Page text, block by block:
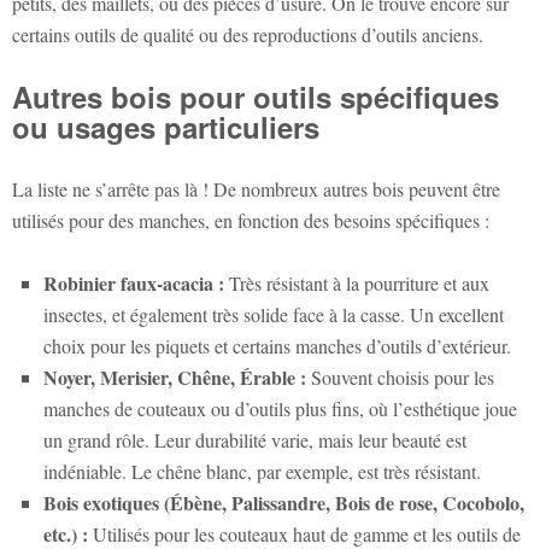
certains outils de qualité ou des reproductions d’outils anciens.
Autres bois pour outils spécifiques
ou usages particuliers
La liste ne s’arrête pas là ! De nombreux autres bois peuvent être
utilisés pour des manches, en fonction des besoins spécifiques :
Robinier faux-acacia : Très résistant à la pourriture et aux
insectes, et également très solide face à la casse. Un excellent
choix pour les piquets et certains manches d’outils d’extérieur.
Noyer, Merisier, Chêne, Érable : Souvent choisis pour les
manches de couteaux ou d’outils plus fins, où l’esthétique joue
un grand rôle. Leur durabilité varie, mais leur beauté est
indéniable. Le chêne blanc, par exemple, est très résistant.
Bois exotiques (Ébène, Palissandre, Bois de rose, Cocobolo,
etc.) : Utilisés pour les couteaux haut de gamme et les outils de